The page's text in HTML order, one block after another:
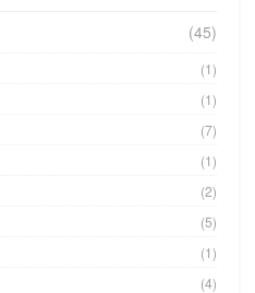
(45)
(1)
(1)
(7)
(1)
(2)
(5)
(1)
(4)